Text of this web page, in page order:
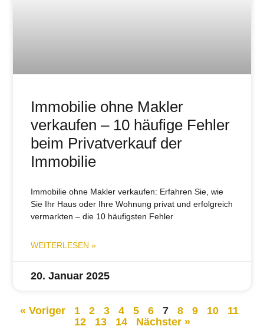
Immobilie ohne Makler
verkaufen – 10 häufige Fehler
beim Privatverkauf der
Immobilie
Immobilie ohne Makler verkaufen: Erfahren Sie, wie
Sie Ihr Haus oder Ihre Wohnung privat und erfolgreich
vermarkten – die 10 häufigsten Fehler
WEITERLESEN »
20. Januar 2025
« Voriger 1 2 3 4 5 6 7 8 9 10
11
12
13 14 Nächster »